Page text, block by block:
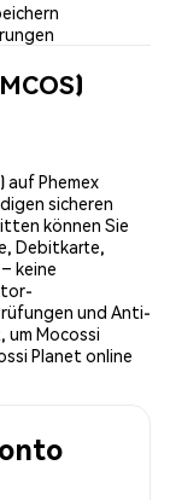
auf Phemex
sicheren
können Sie
Debitkarte,
keine
und Anti-
um Mocossi
Planet online